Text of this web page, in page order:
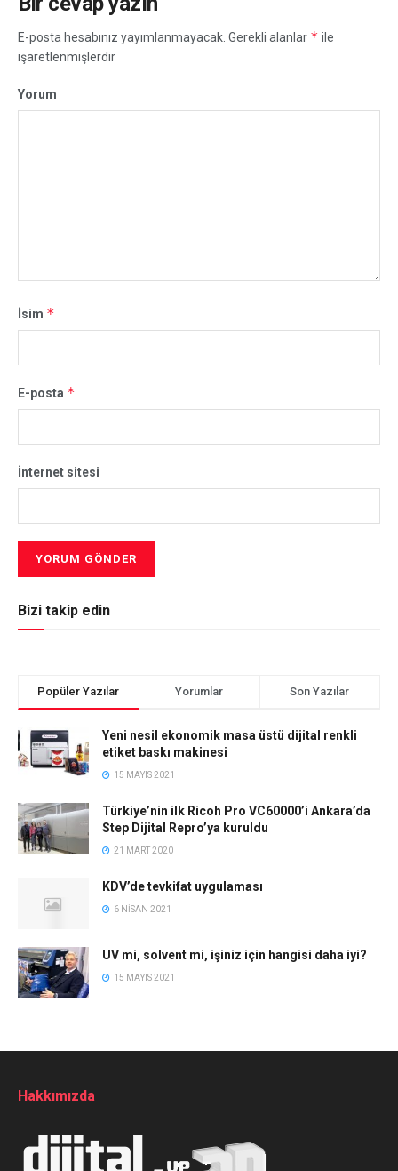
E-posta hesabınız yayımlanmayacak. Gerekli alanlar * ile
işaretlenmişlerdir
Yorum
İsim *
E-posta *
İnternet sitesi
Bizi takip edin
Popüler Yazılar Yorumlar Son Yazılar
Yeni nesil ekonomik masa üstü dijital renkli
etiket baskı makinesi
15 MAYIS 2021
Türkiye’nin ilk Ricoh Pro VC60000’i Ankara’da
Step Dijital Repro’ya kuruldu
21 MART 2020
KDV’de tevkifat uygulaması
6 NISAN 2021
UV mi, solvent mi, işiniz için hangisi daha iyi?
15 MAYIS 2021
Hakkımızda